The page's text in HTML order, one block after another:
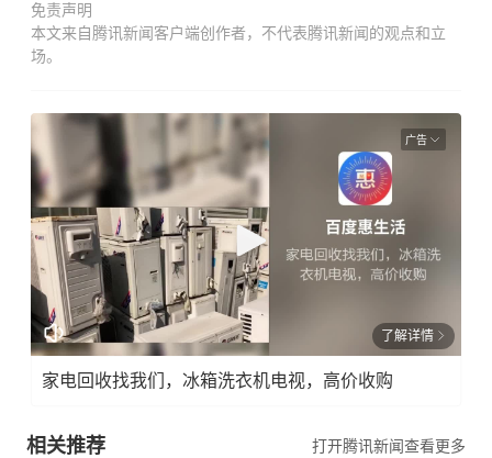
免责声明
本文来自腾讯新闻客户端创作者，不代表腾讯新闻的观点和立
场。
广告
了解详情
家电回收找我们，冰箱洗衣机电视，高价收购
相关推荐 打开腾讯新闻查看更多